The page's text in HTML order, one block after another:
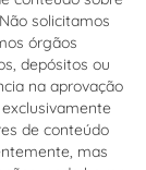
solicitamos
órgãos
depósitos ou
na aprovação
de conteúdo
mas